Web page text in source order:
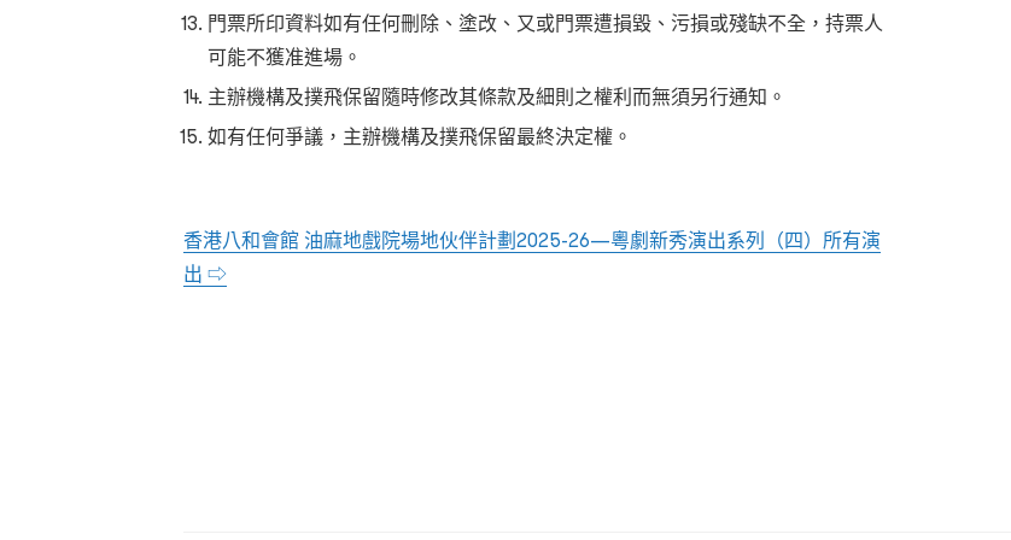
門票所印資料如有任何刪除、塗改、又或門票遭損毀、污損或殘缺不全，持票人
可能不獲准進場。
主辦機構及撲飛保留隨時修改其條款及細則之權利而無須另行通知。
如有任何爭議，主辦機構及撲飛保留最終決定權。
香港八和會館 油麻地戲院場地伙伴計劃 2025-26—粵劇新秀演出系列（四）所有演
出 ⇨